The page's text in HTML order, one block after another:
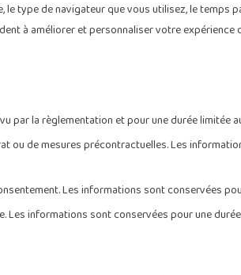
type de navigateur que vous utilisez, le temps
à améliorer et personnaliser votre
par la règlementation et pour une durée limitée
ou de mesures précontractuelles. Les
Les informations sont conservées
Les informations sont conservées pour une